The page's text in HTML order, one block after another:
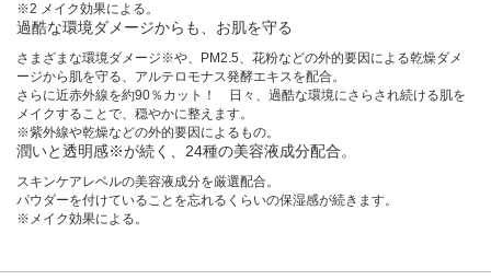
※2 メイク効果による。
過酷な環境ダメージからも、お肌を守る
さまざまな環境ダメージ※や、PM2.5、花粉などの外的要因による乾燥ダメ
ージから肌を守る、アルテロモナス発酵エキスを配合。
さらに近赤外線を約90％カット！ 日々、過酷な環境にさらされ続ける肌を
メイクすることで、穏やかに整えます。
※紫外線や乾燥などの外的要因によるもの。
潤いと透明感※が続く、24種の美容液成分配合。
スキンケアレベルの美容液成分を厳選配合。
パウダーを付けていることを忘れるくらいの保湿感が続きます。
※メイク効果による。